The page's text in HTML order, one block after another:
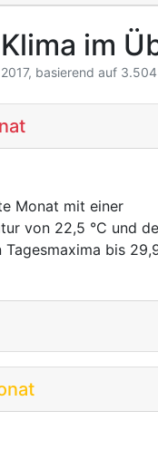
im
basierend auf
Monat mit einer
von 22,5 °C und
bis